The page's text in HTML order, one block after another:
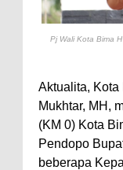
Pj Wali Kota Bima
Aktualita, Kota
Mukhtar, MH,
(KM 0) Kota
Pendopo
beberapa